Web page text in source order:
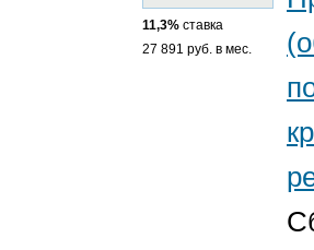
11,3% ставка
27 891 руб. в мес.